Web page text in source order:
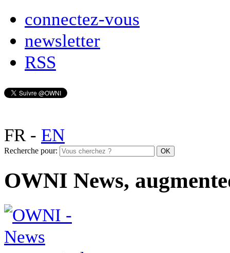
connectez-vous
newsletter
RSS
FR- EN
Recherche pour:
OWNI News,